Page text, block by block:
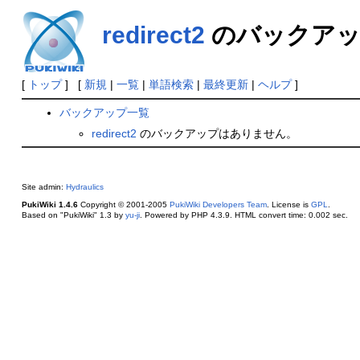
redirect2 のバックア
[ トップ] [ 新規 | 一覧| 単語検索| 最終更新| ヘルプ]
バックアップ一覧
redirect2 のバックアップはありません。
Site admin: Hydraulics
PukiWiki 1.4.6Copyright © 2001-2005 PukiWiki Developers Team. License is GPL
Based on "PukiWiki" 1.3 by yu-ji. Powered by PHP 4.3.9. HTML convert time: 0.002 sec.